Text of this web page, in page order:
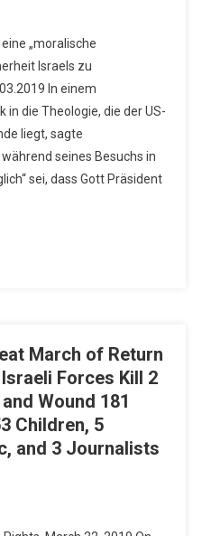
„moralische
Israels zu
In einem
die Theologie, die der US-
liegt, sagte
seines Besuchs in
sei, dass Gott Präsident
March of Return
Forces Kill 2
Wound 181
Children, 5
and 3 Journalists